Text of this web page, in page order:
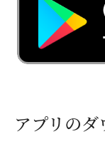
アプリの